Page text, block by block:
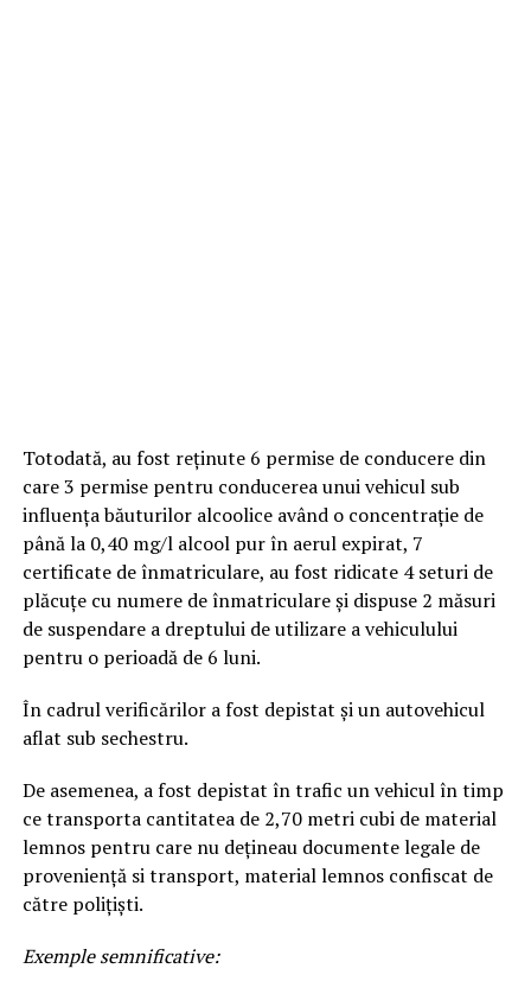
Totodată, au fost reținute 6 permise de conducere din
care 3 permise pentru conducerea unui vehicul sub
influența băuturilor alcoolice având o concentrație de
până la 0,40 mg/l alcool pur în aerul expirat, 7
certificate de înmatriculare, au fost ridicate 4 seturi de
plăcuțe cu numere de înmatriculare și dispuse 2 măsuri
de suspendare a dreptului de utilizare a vehiculului
pentru o perioadă de 6 luni.
În cadrul verificărilor a fost depistat și un autovehicul
aflat sub sechestru.
De asemenea, a fost depistat în trafic un vehicul în timp
ce transporta cantitatea de 2,70 metri cubi de material
lemnos pentru care nu dețineau documente legale de
proveniență si transport, material lemnos confiscat de
către polițiști.
Exemple semnificative: